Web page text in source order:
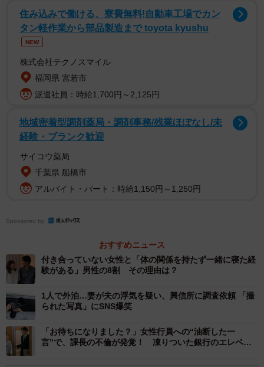
「かわいいね」という結果になりました。
そのほかでは「もう絶対しないから」「自分のことを信じ
てほしい」「俺から誘ってない」「君との関係は特別だか
ら」「（浮気相手）には全く興味はないよ」「俺が浮気し
たのは、お前が悪い」といった回答も挙げられました。
相手が浮気男であることが分かったらどうしますか？（提供画像）
また、「相手が浮気男であることが分かったらどうします
か」という質問には、「話し合いをする」（613人）が最多
住み込みで働ける、寮費無料!自動車工場でカン
タン軽作業から部品製造まで toyota kyushu
NEW
株式会社テクノスマイル
福岡県 宮若市
派遣社員：時給1,700円～2,125円
地域密着型調剤薬局・調剤事務/残業ほぼなし/未
経験・ブランク歓迎
サイコウ薬局
千葉県 船橋市
アルバイト・パート：時給1,150円～1,250円
Sponsored by
おすすめニュース
付き合っていない女性と「体の関係を持たず一緒に寝た経
験がある」男性の8割 その理由は？
1人で外泊…妻が夫の浮気を疑い、興信所に調査依頼 「撮
られた写真」にSNS爆笑
「お待ちになりました？」女性行員への“油断した一
言”で、課長の不倫が発覚！ 凍りついた銀行のエレベー